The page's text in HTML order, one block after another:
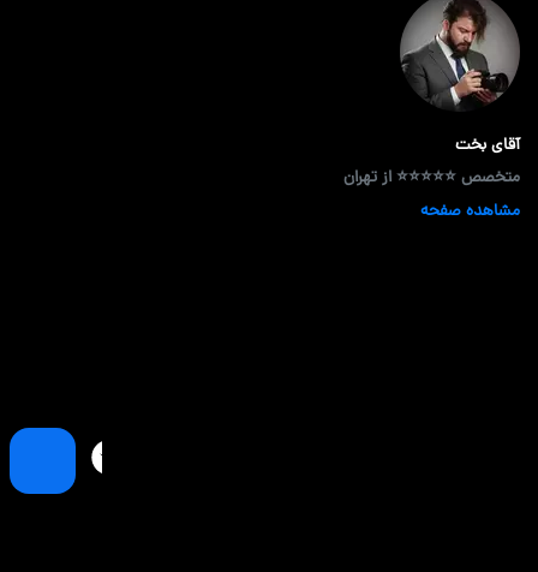
آقای بخت
متخصص ⭐⭐⭐⭐⭐ از تهران
مشاهده صفحه